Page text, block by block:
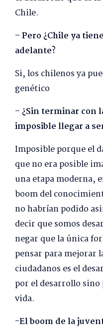
Chile.
– Pero ¿Chile ya
adelante?
Si, los chilenos ya
genético
– ¿Sin terminar con
imposible llegar a
Imposible porque el
que no era posible
una etapa moderna,
boom del
no habrían podido
decir que somos
negar que la única
pensar para mejorar
ciudadanos es el
por el desarrollo
vida.
-El boom de la